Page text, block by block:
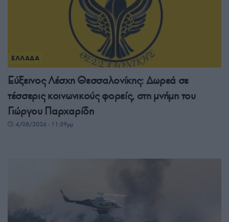
ΕΛΛΑΔΑ
Εύξεινος Λέσχη Θεσσαλονίκης: Δωρεά σε
τέσσερις κοινωνικούς φορείς, στη μνήμη του
Γιώργου Παρχαρίδη
4/08/2026 - 11:59μμ